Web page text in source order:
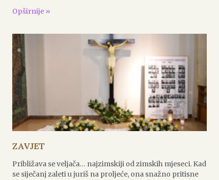
Opširnije »
ZAVJET
Približava se veljača… najzimskiji od zimskih mjeseci. Kad
se siječanj zaleti u juriš na proljeće, ona snažno pritisne